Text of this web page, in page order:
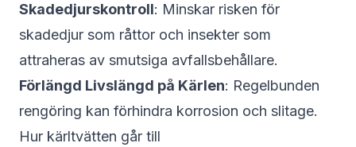
Skadedjurskontroll: Minskar risken för
skadedjur som råttor och insekter som
attraheras av smutsiga avfallsbehållare.
Förlängd Livslängd på Kärlen: Regelbunden
rengöring kan förhindra korrosion och slitage.
Hur kärltvätten går till